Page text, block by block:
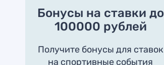
Бонусы на ставки до
100000 рублей
Получите бонусы для ставок
на спортивные события